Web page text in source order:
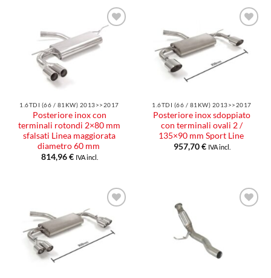
Aggiungi
alla lista
1.6TDI (66 / 81KW) 2013>>2017
Posteriore inox con
terminali rotondi 2×80 mm
sfalsati Linea maggiorata
diametro 60 mm
814,96€ IVA incl.
Aggiungi
alla lista
dei
desideri
1.6TDI (66 / 81KW) 2013>>2017
Posteriore inox sdoppiato
con terminali ovali 2 /
135×90 mm Sport Line
957,70€ IVA incl.
Aggiungi
alla lista
dei
desideri